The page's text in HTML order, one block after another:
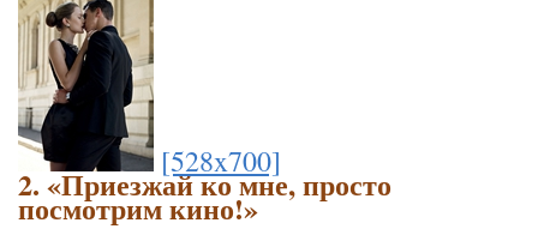
[528x700]
2. «Приезжай ко мне, просто
посмотрим кино!»